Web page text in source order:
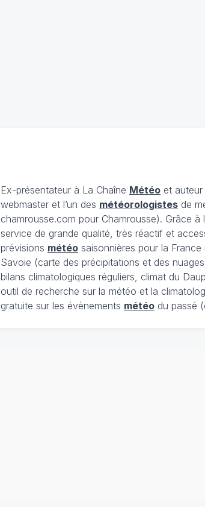
Ex-présentateur à La Chaîne Météo et
webmaster et l’un des météorologistes de
chamrousse.com pour Chamrousse). Grâce à
service de grande qualité, très réactif et
prévisions météo saisonnières pour la
Savoie (carte des précipitations et des
bilans climatologiques réguliers, climat du
outil de recherche sur la météo et la
gratuite sur les évènements météo du passé